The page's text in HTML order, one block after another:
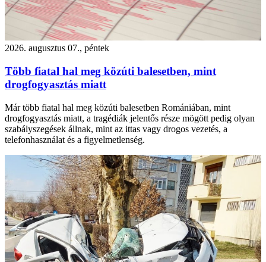
2026. augusztus 07., péntek
Több fiatal hal meg közúti balesetben, mint
drogfogyasztás miatt
Már több fiatal hal meg közúti balesetben Romániában, mint
drogfogyasztás miatt, a tragédiák jelentős része mögött pedig olyan
szabályszegések állnak, mint az ittas vagy drogos vezetés, a
telefonhasználat és a figyelmetlenség.